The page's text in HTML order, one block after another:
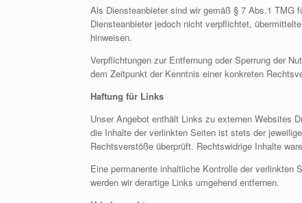
Als Diensteanbieter sind wir gemäß § 7 Abs.1 TMG
Diensteanbieter jedoch nicht verpflichtet,
hinweisen.
Verpflichtungen zur Entfernung oder Sperrung der
dem Zeitpunkt der Kenntnis einer konkreten
Haftung für Links
Unser Angebot enthält Links zu externen Websites
die Inhalte der verlinkten Seiten ist stets der
Rechtsverstöße überprüft. Rechtswidrige Inhalte
Eine permanente inhaltliche Kontrolle der
werden wir derartige Links umgehend entfernen.